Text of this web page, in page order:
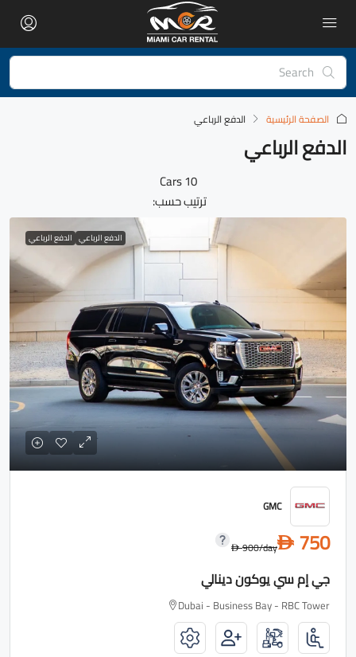
الصفحة الرئيسية الدفع الرباعي
الدفع الرباعي
10 Cars
ترتيب حسب:
الدفع الرباعي الدفع الرباعي
GMC
D 750
D900/day
جي إم سي يوكون دينالي
Dubai - Business Bay - RBC Tower